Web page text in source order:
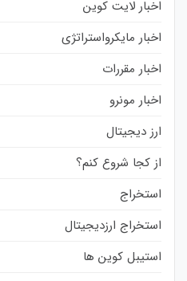
اخبار لایت کوین
اخبار مایکرواستراتژی
اخبار مقررات
اخبار مونرو
ارز دیجیتال
از کجا شروع کنم؟
استخراج
استخراج ارزدیجیتال
استیبل کوین ها